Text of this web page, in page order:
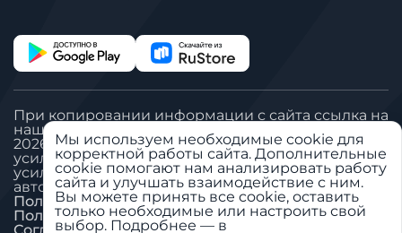
При копировании информации с сайта ссылка на
наш сайт обязательна
2026 © Все права защищены. ООО «Вегател»:
усилитель сигнала сотовой связи, антенна GSM,
усилитель сигнала сотовой связи для дачи,
автомобильный GSM репитер.
Политика «Обработка ПДн»
Пользовательское соглашение
Мы используем необходимые cookie для
корректной работы сайта. Дополнительные
cookie помогают нам анализировать работу
сайта и улучшать взаимодействие с ним.
Вы можете принять все cookie, оставить
только необходимые или настроить свой
выбор. Подробнее — в